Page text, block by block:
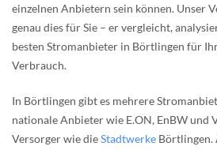
einzelnen Anbietern sein können. Unser
genau dies für Sie – er vergleicht,
besten Stromanbieter in Börtlingen für
Verbrauch.
In Börtlingen gibt es mehrere
nationale Anbieter wie E.ON, EnBW und
Versorger wie dieStadtwerke Börtlingen.